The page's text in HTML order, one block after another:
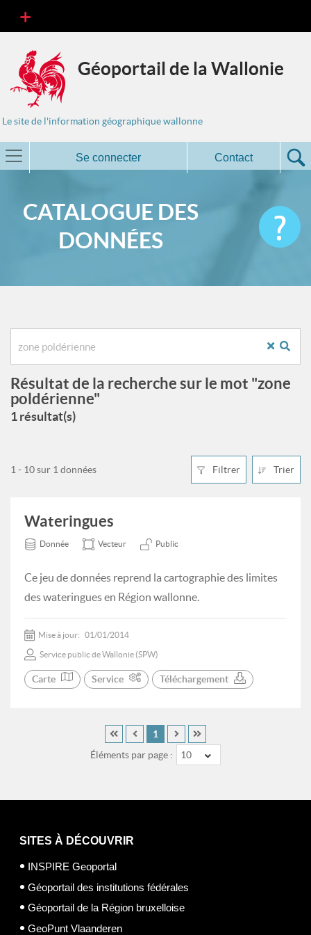
Géoportail de la Wallonie
Le site de l'information géographique wallonne
Se connecter Contact
CATALOGUE DES
DONNÉES
Résultat de la recherche sur le mot "zone
poldérienne"
1 résultat(s)
Filtrer Trier
1 - 10 sur 1 données
Wateringues
Donnée Vecteur Public
Ce jeu de données reprend la cartographie des limites
des wateringues en Région wallonne.
Mise à jour: 01/01/2014
Service public de Wallonie (SPW)
Carte Service Téléchargement
Éléments par page : 10
1
SITES À DÉCOUVRIR
INSPIRE Geoportal
Géoportail des institutions fédérales
Géoportail de la Région bruxelloise
GeoPunt Vlaanderen